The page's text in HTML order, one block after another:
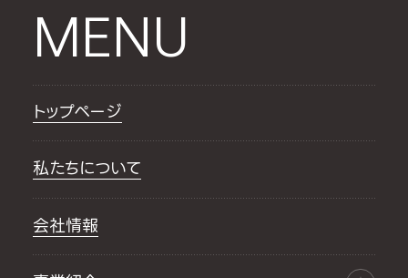
MENU
トップページ
私たちについて
会社情報